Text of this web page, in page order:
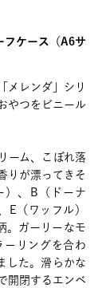
フケース（A6サ
メレンダ」シリ
やつをビニール
ーム、こぼれ落
りが漂ってきそ
）、B（ドーナ
E（ワッフル）
。ガーリーなモ
ーリングを合わ
した。滑らかな
開閉するエンベ